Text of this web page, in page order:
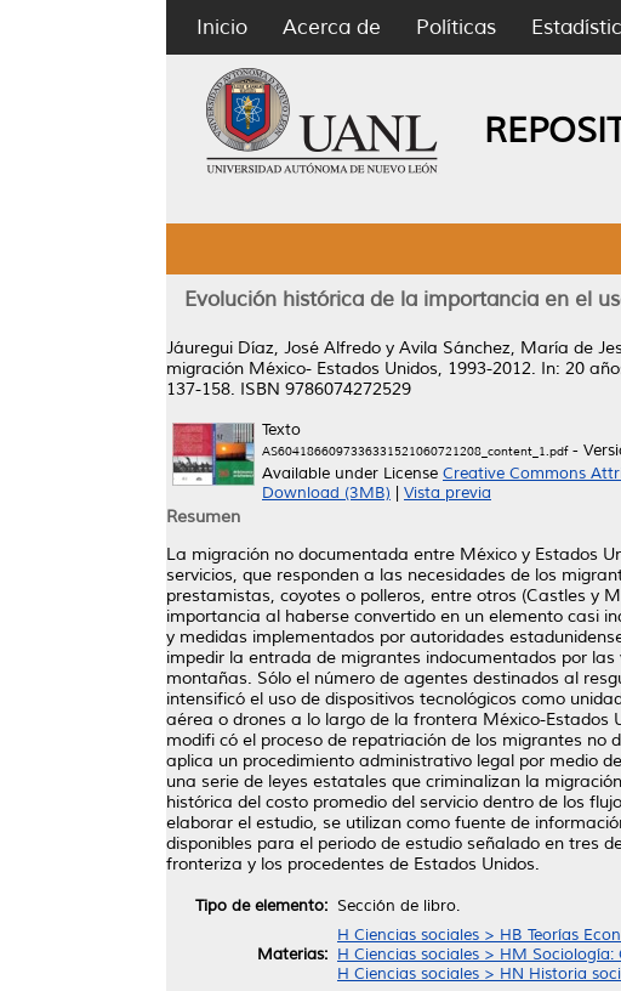
Inicio Acerca de Políticas
Evolución histórica de la importancia en el
Jáuregui Díaz, José Alfredo y Avila Sánchez, María de
migración México- Estados Unidos, 1993-2012. In: 20
137-158. ISBN 9786074272529
Texto
AS6041866097336331521060721208_content_1.pdf-
Available under License Creative Commons
Download (3MB)
Vista previa
Resumen
La migración no documentada entre México y Estados
servicios, que responden a las necesidades de los
prestamistas, coyotes o polleros, entre otros (Castles y
importancia al haberse convertido en un elemento casi
y medidas implementados por autoridades
impedir la entrada de migrantes indocumentados por
montañas. Sólo el número de agentes destinados al
intensificó el uso de dispositivos tecnológicos como
aérea o drones a lo largo de la frontera México-Estados
modifi có el proceso de repatriación de los migrantes no
aplica un procedimiento administrativo legal por medio
una serie de leyes estatales que criminalizan la
histórica del costo promedio del servicio dentro de los
elaborar el estudio, se utilizan como fuente de
disponibles para el periodo de estudio señalado en tres
fronteriza y los procedentes de Estados Unidos.
Tipo de elemento: Sección de libro.
Materias:
H Ciencias sociales > HB Teorías
H Ciencias sociales > HM Sociología:
H Ciencias sociales > HN Historia